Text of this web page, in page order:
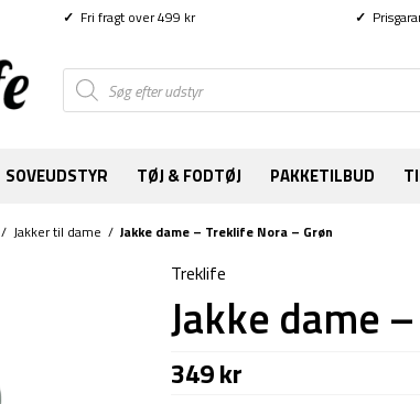
✓ Fri fragt over 499 kr ✓
Products
search
SOVEUDSTYR TØJ & FODTØJ PAKKETILBUD
/ Jakker til dame / Jakke dame – Treklife Nora – Grøn
Treklife
Jakke dame
349kr